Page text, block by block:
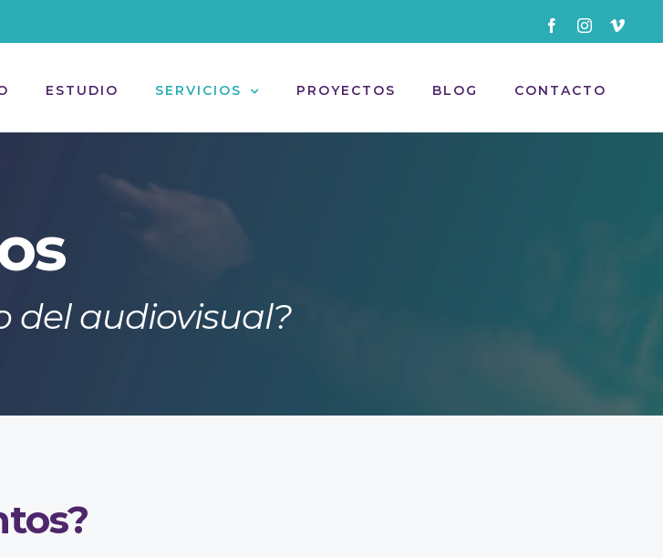
FacebookInstagramVimeo
ESTUDIO SERVICIOS PROYECTOS BLOG CONTACTO
del audiovisual?